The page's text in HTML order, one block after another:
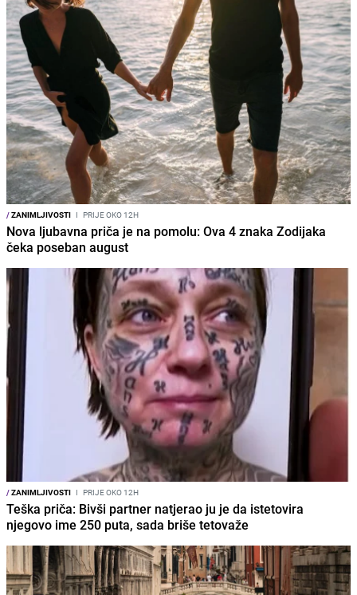
/ZANIMLJIVOSTI I PRIJE OKO 12H
Nova ljubavna priča je na pomolu: Ova 4 znaka Zodijaka
čeka poseban august
/ZANIMLJIVOSTI I PRIJE OKO 12H
Teška priča: Bivši partner natjerao ju je da istetovira
njegovo ime 250 puta, sada briše tetovaže